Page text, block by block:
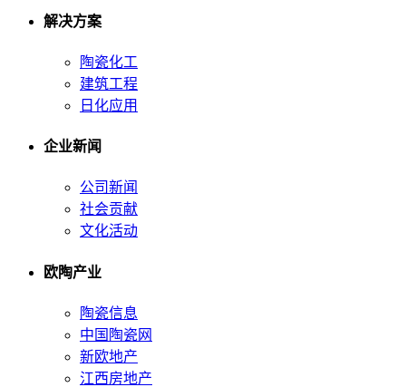
解决方案
陶瓷化工
建筑工程
日化应用
企业新闻
公司新闻
社会贡献
文化活动
欧陶产业
陶瓷信息
中国陶瓷网
新欧地产
江西房地产